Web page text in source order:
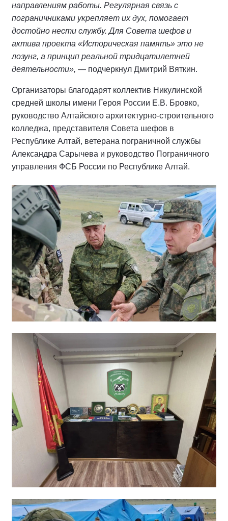
направлениям работы. Регулярная связь с
пограничниками укрепляет их дух, помогает
достойно нести службу. Для Совета шефов и
актива проекта «Историческая память» это не
лозунг, а принцип реальной тридцатилетней
деятельности», — подчеркнул Дмитрий Вяткин.
Организаторы благодарят коллектив Никулинской
средней школы имени Героя России Е.В. Бровко,
руководство Алтайского архитектурно-строительного
колледжа, представителя Совета шефов в
Республике Алтай, ветерана пограничной службы
Александра Сарычева и руководство Пограничного
управления ФСБ России по Республике Алтай.